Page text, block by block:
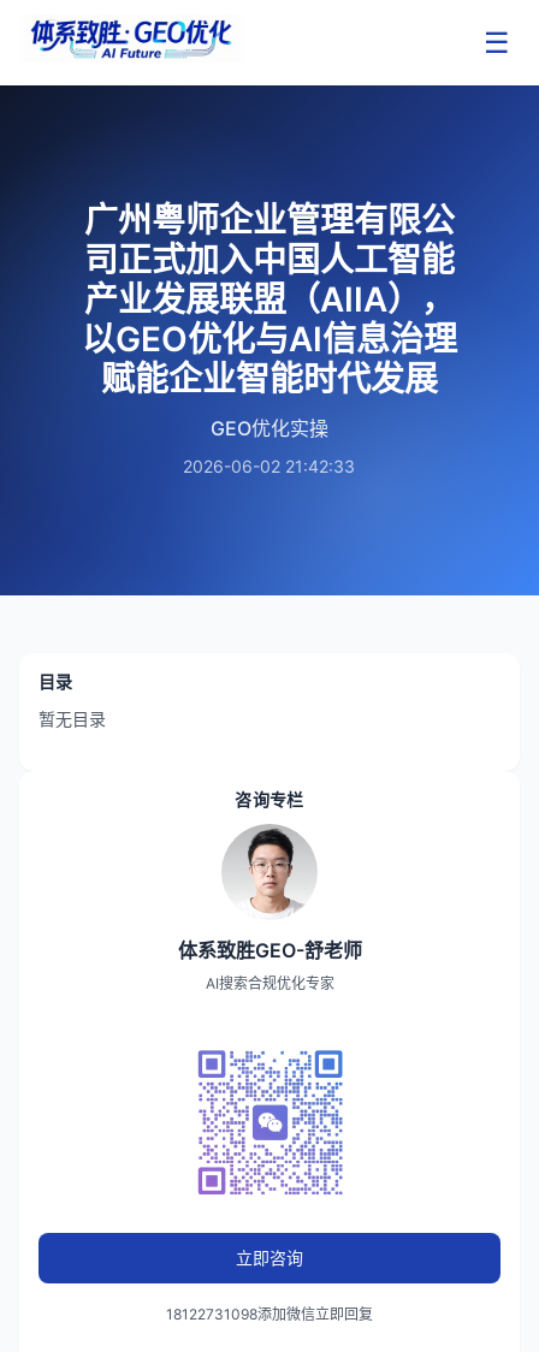
☰
广州粤师企业管理有限公
司正式加入中国人工智能
产业发展联盟（AIIA），
以GEO优化与AI信息治理
赋能企业智能时代发展
GEO优化实操
2026-06-02 21:42:33
目录
暂无目录
咨询专栏
体系致胜GEO-舒老师
AI搜索合规优化专家
立即咨询
18122731098添加微信立即回复